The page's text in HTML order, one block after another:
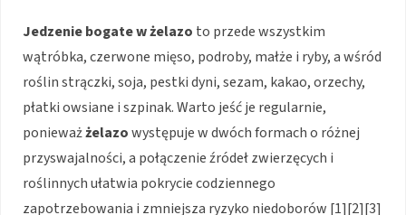
Jedzenie bogate w żelazo to przede wszystkim
wątróbka, czerwone mięso, podroby, małże i ryby, a wśród
roślin strączki, soja, pestki dyni, sezam, kakao, orzechy,
płatki owsiane i szpinak. Warto jeść je regularnie,
ponieważżelazowystępuje w dwóch formach o różnej
przyswajalności, a połączenie źródeł zwierzęcych i
roślinnych ułatwia pokrycie codziennego
zapotrzebowania i zmniejsza ryzyko niedoborów [1][2][3]